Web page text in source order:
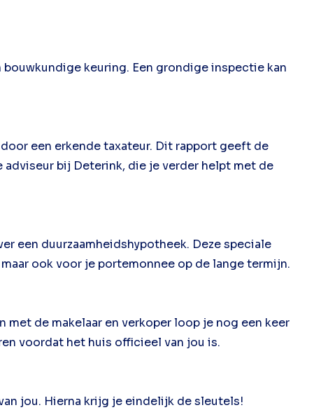
keuring. Een grondige inspectie kan
een erkende taxateur. Dit rapport geeft de
bij Deterink, die je verder helpt met de
een duurzaamheidshypotheek. Deze speciale
ook voor je portemonnee op de lange termijn.
de makelaar en verkoper loop je nog een keer
voordat het huis officieel van jou is.
jou. Hierna krijg je eindelijk de sleutels!